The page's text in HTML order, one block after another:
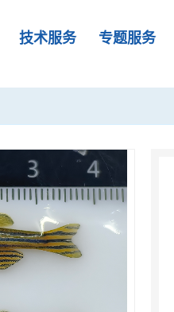
技术服务 专题服务